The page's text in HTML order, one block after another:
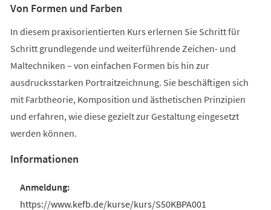
Von Formen und Farben
In diesem praxisorientierten Kurs erlernen Sie Schritt für
Schritt grundlegende und weiterführende Zeichen- und
Maltechniken – von einfachen Formen bis hin zur
ausdrucksstarken Portraitzeichnung. Sie beschäftigen sich
mit Farbtheorie, Komposition und ästhetischen Prinzipien
und erfahren, wie diese gezielt zur Gestaltung eingesetzt
werden können.
Informationen
https://www.kefb.de/kurse/kurs/S50KBPA001